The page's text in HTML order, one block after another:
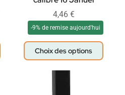
4,46 €
-9% de remise aujourd'hui
Choix des options